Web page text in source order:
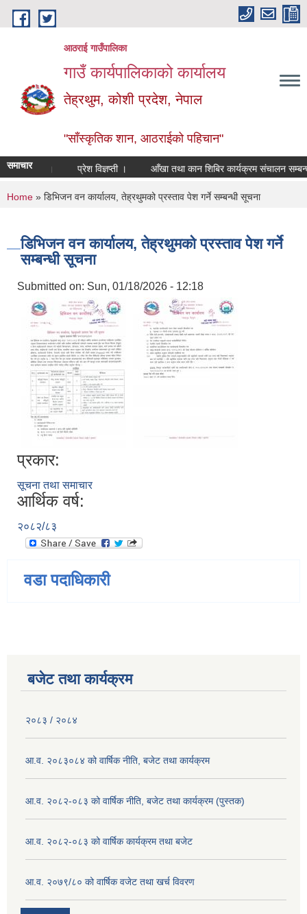
Skip to main content
आठराई गाउँपालिका
गाउँ कार्यपालिकाको कार्यालय
तेह्रथुम, कोशी प्रदेश, नेपाल
"साँस्कृतिक शान, आठराईको पहिचान"
समाचार
। प्रेश विज्ञप्ती । आँखा तथा कान शिबिर कार्यक्रम संचालन सम्बन्धी
You are here
Home » डिभिजन वन कार्यालय, तेह्रथुमको प्रस्ताव पेश गर्ने सम्बन्धी सूचना
डिभिजन वन कार्यालय, तेह्रथुमको प्रस्ताव पेश गर्ने
सम्बन्धी सूचना
Submitted on: Sun, 01/18/2026 - 12:18
प्रकार:
सूचना तथा समाचार
आर्थिक वर्ष:
२०८२/८३
वडा पदाधिकारी
बजेट तथा कार्यक्रम
२०८३ / २०८४
आ.व. २०८३०८४ को वार्षिक नीति, बजेट तथा कार्यक्रम
आ.व. २०८२-०८३ को वार्षिक नीति, बजेट तथा कार्यक्रम (पुस्तक)
आ.व. २०८२-०८३ को वार्षिक कार्यक्रम तथा बजेट
आ.व. २०७९/८० को वार्षिक वजेट तथा खर्च विवरण